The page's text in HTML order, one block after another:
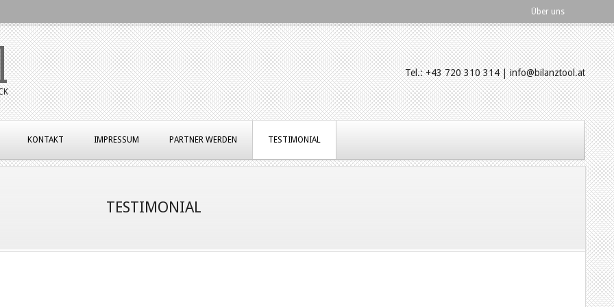
Über uns
Tel.: +43 720 310 314 | info@bilanztool.at
KONTAKT IMPRESSUM PARTNER WERDEN TESTIMONIAL
TESTIMONIAL